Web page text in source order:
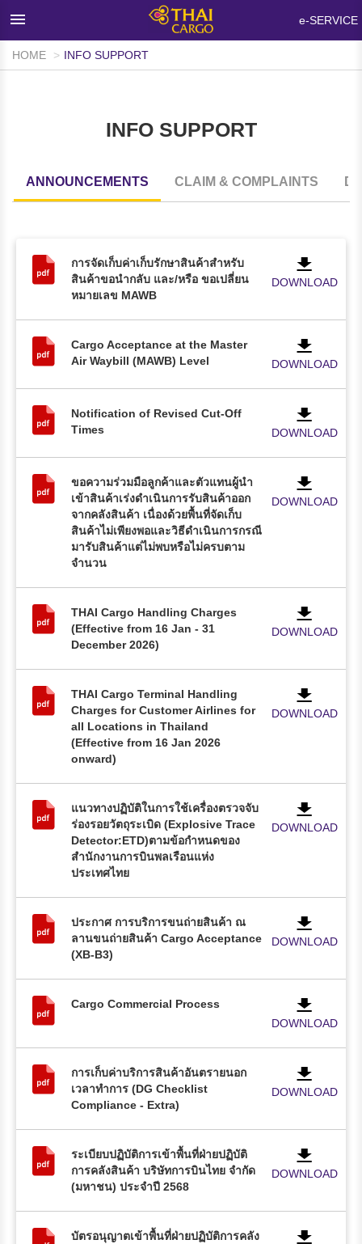
×
HOME
NETWORKS & FACILITIES
INFO SUPPORT
ABOUT THAI CARGO
WALK-IN CUSTOMER
e-SERVICE
HOME INFO SUPPORT
INFO SUPPORT
ANNOUNCEMENTS CLAIM & COMPLAINTS
การจัดเก็บค่าเก็บรักษาสินค้าสำหรับ
สินค้าขอนำกลับ และ/หรือ ขอเปลี่ยน
หมายเลข MAWB
DOWNLOAD
Cargo Acceptance at the Master
Air Waybill (MAWB) Level
DOWNLOAD
Notification of Revised Cut-Off
Times
DOWNLOAD
ขอความร่วมมือลูกค้าและตัวแทนผู้นำ
เข้าสินค้าเร่งดำเนินการรับสินค้าออก
จากคลังสินค้า เนื่องด้วยพื้นที่จัดเก็บ
สินค้าไม่เพียงพอและวิธีดำเนินการกรณี
มารับสินค้าแต่ไม่พบหรือไม่ครบตาม
จำนวน
DOWNLOAD
THAI Cargo Handling Charges
(Effective from 16 Jan - 31
December 2026)
DOWNLOAD
THAI Cargo Terminal Handling
Charges for Customer Airlines for
all Locations in Thailand
(Effective from 16 Jan 2026
onward)
DOWNLOAD
แนวทางปฏิบัติในการใช้เครื่องตรวจจับ
ร่องรอยวัตถุระเบิด (Explosive Trace
Detector:ETD)ตามข้อกำหนดของ
สำนักงานการบินพลเรือนแห่ง
ประเทศไทย
DOWNLOAD
ประกาศ การบริการขนถ่ายสินค้า ณ
ลานขนถ่ายสินค้า Cargo Acceptance
(XB-B3)
DOWNLOAD
Cargo Commercial Process
DOWNLOAD
การเก็บค่าบริการสินค้าอันตรายนอก
เวลาทำการ (DG Checklist
Compliance - Extra)
DOWNLOAD
ระเบียบปฏิบัติการเข้าพื้นที่ฝ่ายปฏิบัติ
การคลังสินค้า บริษัทการบินไทย จำกัด
(มหาชน) ประจำปี 2568
DOWNLOAD
บัตรอนุญาตเข้าพื้นที่ฝ่ายปฏิบัติการคลัง